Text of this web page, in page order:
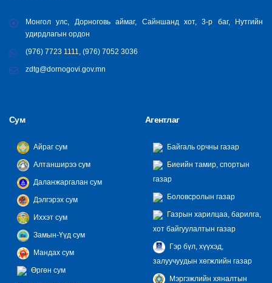
Монгол улс, Дорноговь аймаг, Сайншанд хот, 3-р баг, Нутгийн
удирдлагын ордон
(976) 7723 1111, (976) 7052 3036
zdtg@dornogovi.gov.mn
Сум
Айраг сум
Алтанширээ сум
Даланжаргалан сум
Дэлгэрэх сум
Иххэт сум
Замын-Үүд сум
Мандах сум
Өргөн сум
Агентлаг
Байгаль орчны газар
Биеийн тамир, спортын
газар
Боловсролын газар
Газрын харилцаа, барилга,
хот байгуулалтын газар
Гэр бүл, хүүхэд,
залуучуудын хөгжлийн газар
Мэргэжлийн хяналтын